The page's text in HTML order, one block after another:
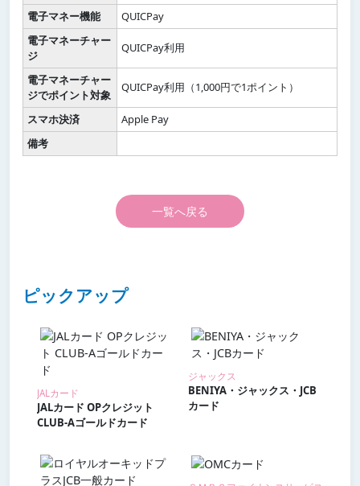
電子マネー機能
QUICPay
電子マネーチャー
ジ
QUICPay利用
電子マネーチャー
ジでポイント対象
QUICPay利用（1,000円で1ポイント）
スマホ決済
Apple Pay
備考
一覧へ戻る
ピックアップ
JALカード
JALカード OPクレジット
CLUB-Aゴールドカード
ジャックス
BENIYA・ジャックス・JCB
カード